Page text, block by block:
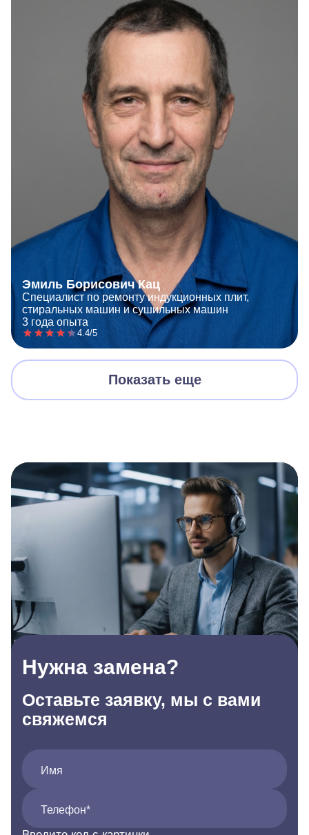
Эмиль Борисович Кац
Специалист по ремонту индукционных плит,
стиральных машин и сушильных машин
3 года опыта
4.4/5
Показать еще
Нужна замена?
Оставьте заявку, мы с вами
свяжемся
Имя
Телефон*